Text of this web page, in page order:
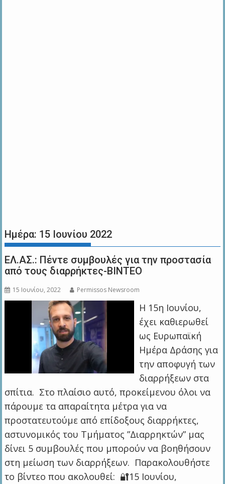
Ημέρα: 15 Ιουνίου 2022
ΕΛ.ΑΣ.: Πέντε συμβουλές για την προστασία
από τους διαρρήκτες-ΒΙΝΤΕΟ
15 Ιουνίου, 2022 Permissos Newsroom
Η 15η Ιουνίου,
έχει καθιερωθεί
ως Ευρωπαϊκή
Ημέρα Δράσης για
την αποφυγή των
διαρρήξεων στα
σπίτια. Στο πλαίσιο αυτό, προκείμενου όλοι να
πάρουμε τα απαραίτητα μέτρα για να
προστατευτούμε από επίδοξους διαρρήκτες,
αστυνομικός του Τμήματος ”Διαρρηκτών” μας
δίνει 5 συμβουλές που μπορούν να βοηθήσουν
στη μείωση των διαρρήξεων. Παρακολουθήστε
το βίντεο που ακολουθεί: 🔐15 Ιουνίου,